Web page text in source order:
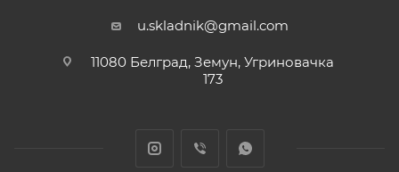
u.skladnik@gmail.com
11080 Белград, Земун, Угриновачка
173